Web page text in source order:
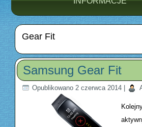
Gear Fit
Samsung Gear Fit
Opublikowano 2 czerwca 2014